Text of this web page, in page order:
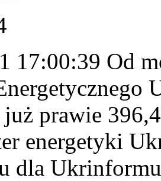
17:00:39 Od
prawie
energetyki
dla